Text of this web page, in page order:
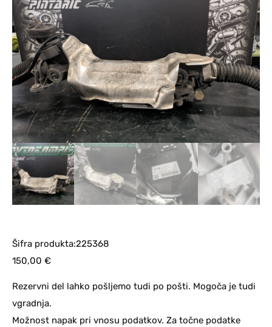
Šifra produkta:225368
150,00 €
Rezervni del lahko pošljemo tudi po pošti. Mogoča je tudi
vgradnja.
Možnost napak pri vnosu podatkov. Za točne podatke